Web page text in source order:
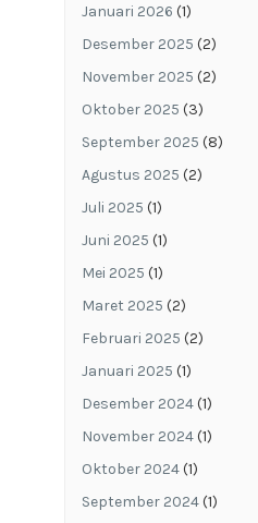
Januari 2026 (1)
Desember 2025 (2)
November 2025 (2)
Oktober 2025 (3)
September 2025 (8)
Agustus 2025 (2)
Juli 2025 (1)
Juni 2025 (1)
Mei 2025 (1)
Maret 2025 (2)
Februari 2025 (2)
Januari 2025 (1)
Desember 2024(1)
November 2024(1)
Oktober 2024(1)
September 2024(1)